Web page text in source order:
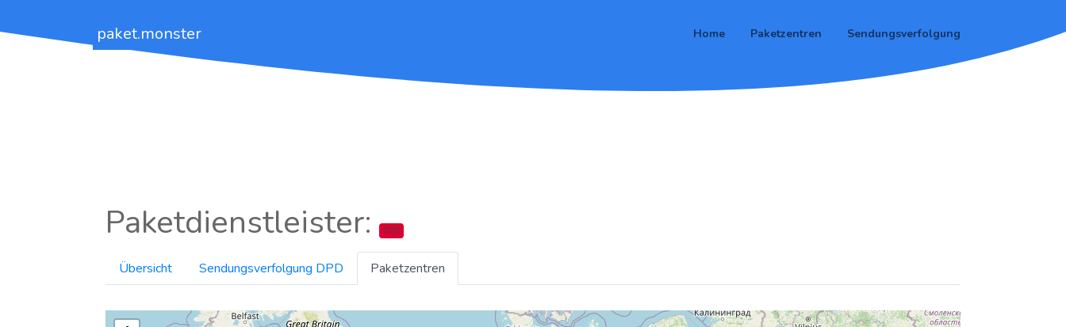
paket.monster Home Paketzentren Sendungsverfolgung
Paketdienstleister: DPD
Übersicht Sendungsverfolgung DPD Paketzentren